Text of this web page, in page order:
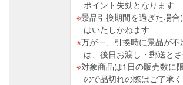
ポイント失効となります
景品引換期間を過ぎた場合
はいたしかねます
万が一、引換時に景品が不
は、後日お渡し・郵送と
対象商品は1日の販売数に
ので品切れの際はご了承